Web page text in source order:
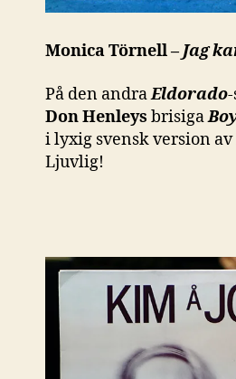
Monica Törnell – Jag
På den andraEldorado
Don Henleys brisiga
i lyxig svensk version av
Ljuvlig!